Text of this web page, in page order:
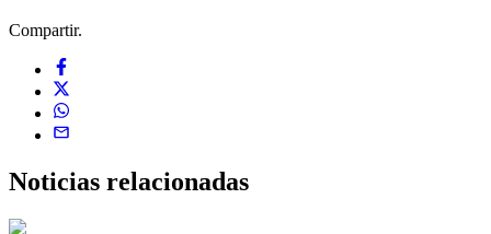
Compartir.
Noticias relacionadas